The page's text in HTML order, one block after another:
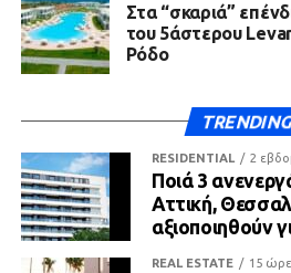
Στα “σκαριά”
του 5άστερου
Ρόδο
RESIDENTIAL 2
Ποιά 3
Αττική,
αξιοποιηθούν
REAL ESTATE 15